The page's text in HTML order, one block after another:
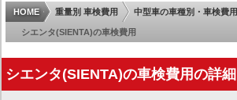
HOME 重量別 車検費用 中型車の車種別・車検費用
シエンタ(SIENTA)の車検費用
シエンタ(SIENTA)の車検費用の詳細